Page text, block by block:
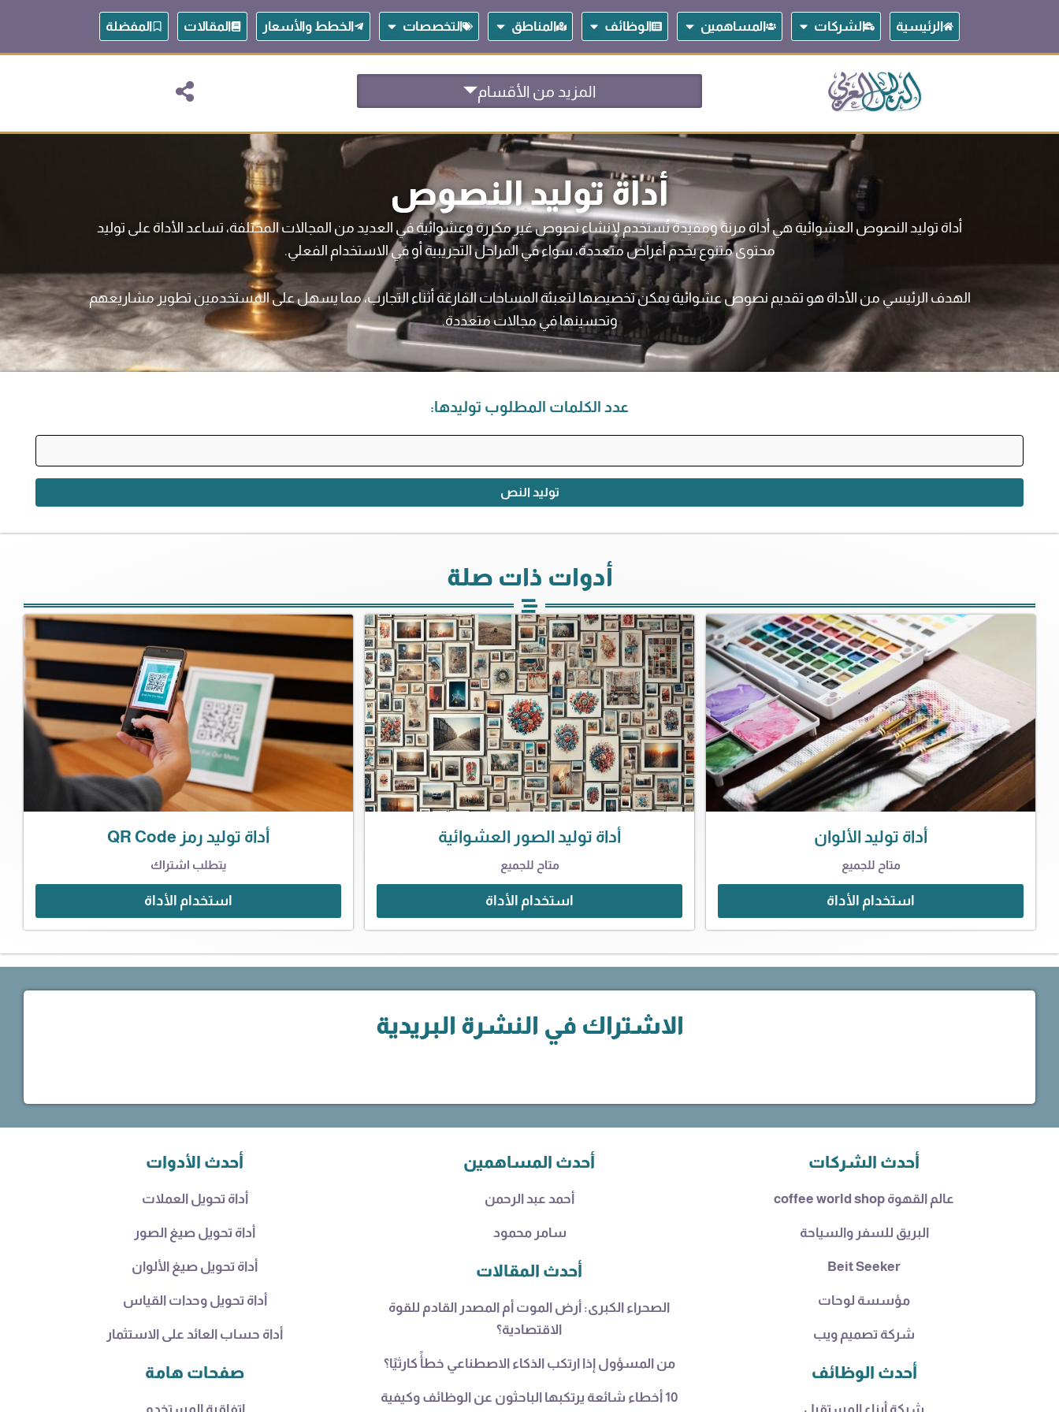
المحتوى
الرئيسية الشركات Open الشركات المساهمين Open المساهمين الوظائف Open الوظائف المناطق Open المناطق التخصصات Open التخصصات الخطط والأسعار المقالات المفضلة
المزيد من الأقسام
أداة توليد النصوص
أداة توليد النصوص العشوائية هي أداة مرنة ومفيدة تُستخدم لإنشاء نصوص غير مكررة وعشوائية في العديد من المجالات المختلفة، تساعد الأداة على توليد
محتوى متنوع يخدم أغراض متعددة، سواء في المراحل التجريبية أو في الاستخدام الفعلي.
الهدف الرئيسي من الأداة هو تقديم نصوص عشوائية يمكن تخصيصها لتعبئة المساحات الفارغة أثناء التجارب، مما يسهل على المستخدمين تطوير مشاريعهم
وتحسينها في مجالات متعددة.
عدد الكلمات المطلوب توليدها:
توليد النص
أدوات ذات صلة
أداة توليد الألوان
متاح للجميع
استخدام الأداة
أداة توليد الصور العشوائية
متاح للجميع
استخدام الأداة
أداة توليد رمز QR Code
يتطلب اشتراك
استخدام الأداة
الاشتراك في النشرة البريدية
أحدث الشركات
عالم القهوة coffee world shop
البريق للسفر والسياحة
Beit Seeker
مؤسسة لوحات
شركة تصميم ويب
أحدث الوظائف
أحدث المساهمين
أحمد عبد الرحمن
سامر محمود
أحدث المقالات
الصحراء الكبرى: أرض الموت أم المصدر القادم للقوة
الاقتصادية؟
من المسؤول إذا ارتكب الذكاء الاصطناعي خطأً كارثيًا؟
10 أخطاء شائعة يرتكبها الباحثون عن الوظائف وكيفية
أحدث الأدوات
أداة تحويل العملات
أداة تحويل صيغ الصور
أداة تحويل صيغ الألوان
أداة تحويل وحدات القياس
أداة حساب العائد على الاستثمار
صفحات هامة